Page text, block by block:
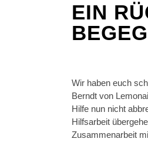
EIN
Wir haben euch
Berndt von
Hilfe nun nicht
Hilfsarbeit
Zusammenarbeit